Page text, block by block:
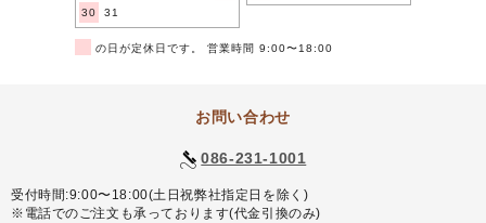
30
31
の日が定休日です。 営業時間 9:00〜18:00
お問い合わせ
086-231-1001
受付時間:9:00〜18:00(土日祝弊社指定日を除く)
※電話でのご注文も承っております(代金引換のみ)